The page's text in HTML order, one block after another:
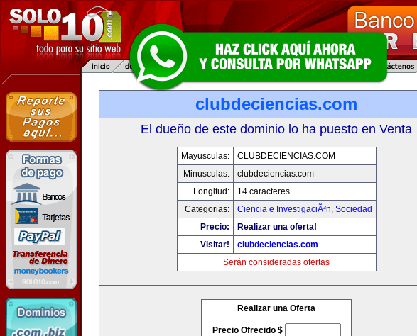
clubdeciencias.com
El dueño de este dominio lo ha puesto en Venta
Mayusculas:
CLUBDECIENCIAS.COM
Minusculas:
clubdeciencias.com
Longitud:
14 caracteres
Categorias:
Ciencia e InvestigaciÃ³n, Sociedad
Precio:
Realizar una oferta!
Visitar!
clubdeciencias.com
Serán consideradas ofertas
Realizar una Oferta
Precio Ofrecido $